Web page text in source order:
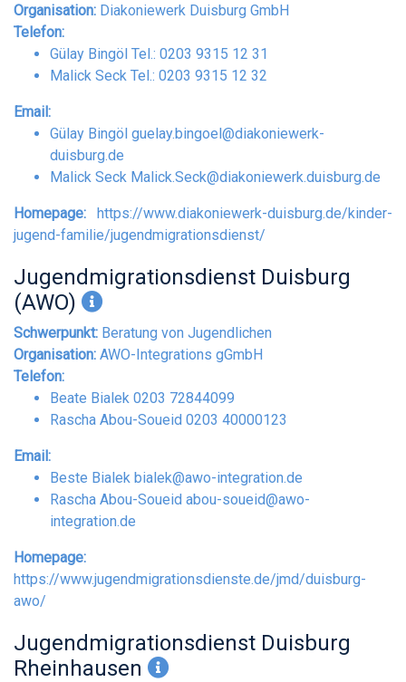
Organisation: Diakoniewerk Duisburg GmbH
Telefon:
Gülay Bingöl Tel.: 0203 9315 12 31
Malick Seck Tel.: 0203 9315 12 32
Email:
Gülay Bingöl guelay.bingoel@diakoniewerk-
duisburg.de
Malick Seck Malick.Seck@diakoniewerk.duisburg.de
Homepage: https://www.diakoniewerk-duisburg.de/kinder-
jugend-familie/jugendmigrationsdienst/
Jugendmigrationsdienst Duisburg
(AWO)
Schwerpunkt: Beratung von Jugendlichen
Organisation: AWO-Integrations gGmbH
Telefon:
Beate Bialek 0203 72844099
Rascha Abou-Soueid 0203 40000123
Email:
Beste Bialek bialek@awo-integration.de
Rascha Abou-Soueid abou-soueid@awo-
integration.de
Homepage:
https://www.jugendmigrationsdienste.de/jmd/duisburg-
awo/
Jugendmigrationsdienst Duisburg
Rheinhausen